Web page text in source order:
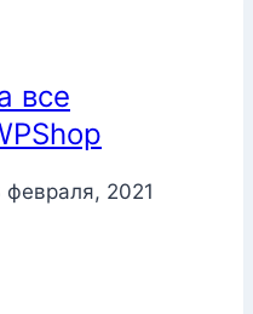
все
февраля, 2021